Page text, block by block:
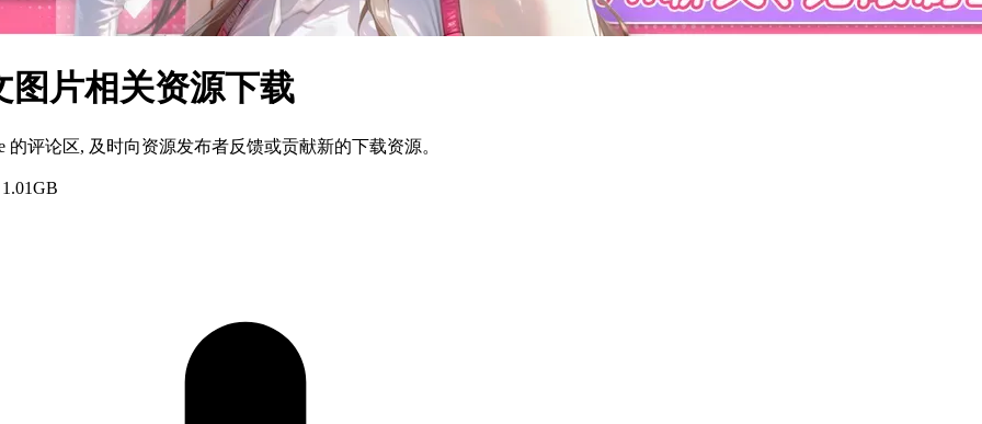
图片相关资源下载
评论区, 及时向资源发布者反馈或贡献新的下载资源。